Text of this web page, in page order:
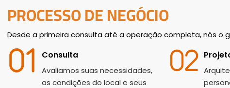
PROCESSO DE NEGÓCIO
Desde a primeira consulta até a operação completa, nós o
Consulta
Avaliamos suas necessidades,
as condições do local e seus